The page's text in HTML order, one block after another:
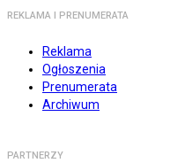
REKLAMA I PRENUMERATA
Reklama
Ogłoszenia
Prenumerata
Archiwum
PARTNERZY